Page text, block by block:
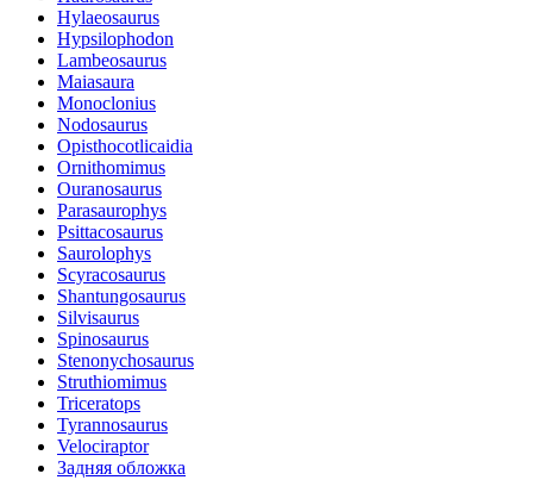
Hylaeosaurus
Hypsilophodon
Lambeosaurus
Maiasaura
Monoclonius
Nodosaurus
Opisthocotlicaidia
Ornithomimus
Ouranosaurus
Parasaurophys
Psittacosaurus
Saurolophys
Scyracosaurus
Shantungosaurus
Silvisaurus
Spinosaurus
Stenonychosaurus
Struthiomimus
Triceratops
Tyrannosaurus
Velociraptor
Задняя обложка